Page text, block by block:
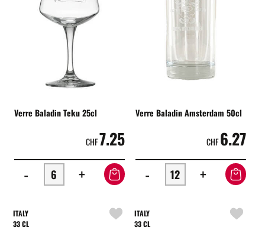
Verre Baladin Teku 25cl
CHF7.25
-
+
Verre Baladin Amsterdam 50cl
CHF6.27
-
+
ITALY
33 CL
ITALY
33 CL